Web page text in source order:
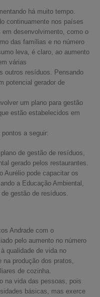
há muito tempo.
continuamente nos países
desenvolvimento, como o
das famílias e no número
leva, é claro, ao aumento
várias
outros resíduos. Pensando
potencial gerador de
um plano para gestão
estão estabelecidos em
a seguir:
de gestão de resíduos,
gerado pelos restaurantes.
Aurélio pode capacitar os
a Educação Ambiental,
gestão de resíduos.
Andrade com o
pelo aumento no número
qualidade de vida no
na produção dos pratos,
de cozinha.
na vida das pessoas, pois
básicas, mas exerce